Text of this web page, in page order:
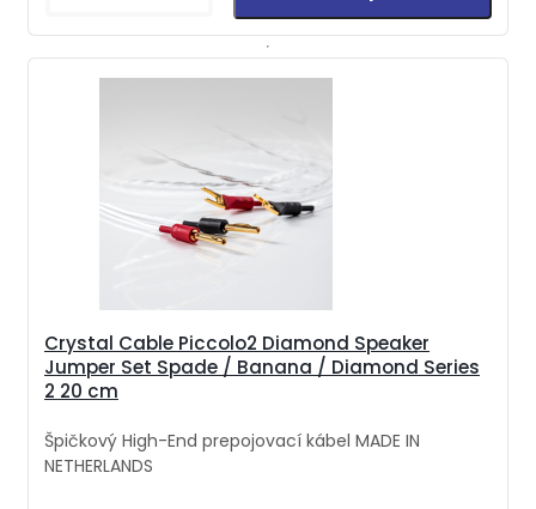
Crystal Cable Piccolo2 Diamond Speaker
Jumper Set Spade / Banana / Diamond Series
2 20 cm
Špičkový High-End prepojovací kábel MADE IN
NETHERLANDS